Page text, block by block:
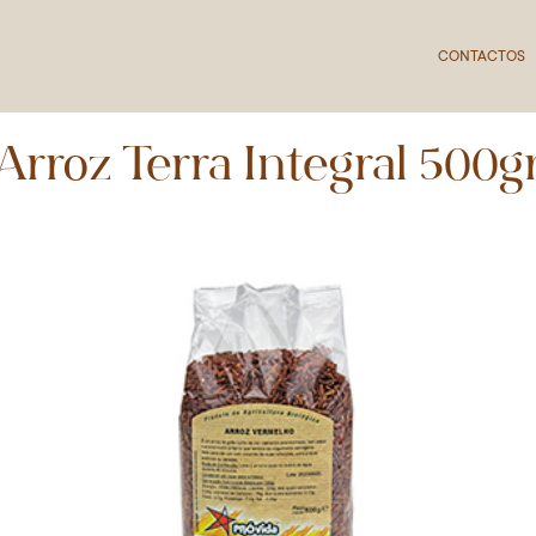
CONTACTOS
Terra Integral